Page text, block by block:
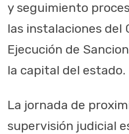
y seguimiento
las instalaciones del
Ejecución de
la capital del estado.
La jornada de
supervisión judicial